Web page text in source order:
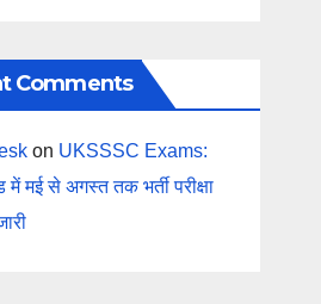
Comments
on UKSSSC Exams:
में मई से अगस्त तक भर्ती परीक्षा